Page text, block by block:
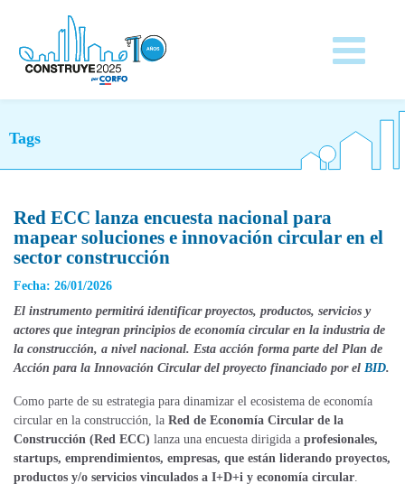
Tags
Red ECC lanza encuesta nacional para
mapear soluciones e innovación circular en el
sector construcción
Fecha: 26/01/2026
El instrumento permitirá identificar proyectos, productos, servicios y
actores que integran principios de economía circular en la industria de
la construcción, a nivel nacional. Esta acción forma parte del Plan de
Acción para la Innovación Circular del proyecto financiado porel BID.
Como parte de su estrategia para dinamizar el ecosistema de economía
circular en la construcción, la Red de Economía Circular de la
Construcción (Red ECC) lanza una encuesta dirigida a profesionales,
startups, emprendimientos, empresas, que están liderando proyectos,
productos y/o servicios vinculados a I+D+i y economía circular.